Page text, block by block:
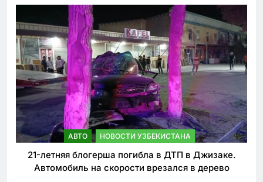
АВТО НОВОСТИ УЗБЕКИСТАНА
21-летняя блогерша погибла в ДТП в Джизаке.
Автомобиль на скорости врезался в дерево